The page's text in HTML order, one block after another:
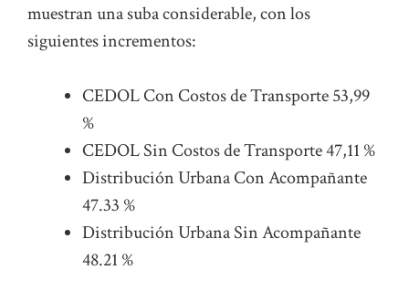
muestran una suba considerable, con los
siguientes incrementos:
CEDOL Con Costos de Transporte 53,99
%
CEDOL Sin Costos de Transporte 47,11 %
Distribución Urbana Con Acompañante
47.33 %
Distribución Urbana Sin Acompañante
48.21 %